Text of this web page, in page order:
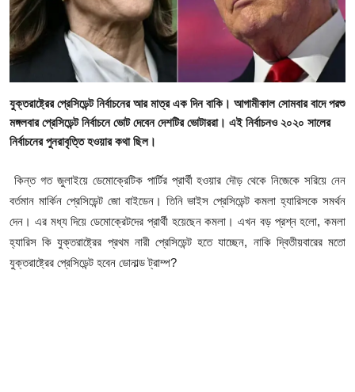
আন্তর্জাতিক
স্বাস্থ্য
বিনোদন
খেলা
অন্যান্য
ফিচার
ঢাকা বিভাগ
যুক্তরাষ্ট্রের প্রেসিডেন্ট নির্বাচনের আর মাত্র এক দিন বাকি। আগামীকাল সোমবার বাদে পরশু
মঙ্গলবার প্রেসিডেন্ট নির্বাচনে ভোট দেবেন দেশটির ভোটাররা। এই নির্বাচনও ২০২০ সালের
নির্বাচনের পুনরাবৃত্তি হওয়ার কথা ছিল।
কিন্ত গত জুলাইয়ে ডেমোক্রেটিক পার্টির প্রার্থী হওয়ার দৌড় থেকে নিজেকে সরিয়ে নেন
বর্তমান মার্কিন প্রেসিডেন্ট জো বাইডেন। তিনি ভাইস প্রেসিডেন্ট কমলা হ্যারিসকে সমর্থন
দেন। এর মধ্য দিয়ে ডেমোক্রেটদের প্রার্থী হয়েছেন কমলা। এখন বড় প্রশ্ন হলো, কমলা
হ্যারিস কি যুক্তরাষ্ট্রের প্রথম নারী প্রেসিডেন্ট হতে যাচ্ছেন, নাকি দ্বিতীয়বারের মতো
যুক্তরাষ্ট্রের প্রেসিডেন্ট হবেন ডোনাল্ড ট্রাম্প?